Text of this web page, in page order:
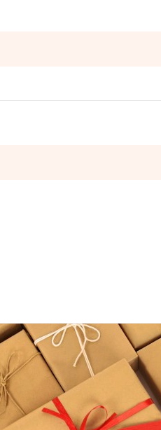
до среды включительно.